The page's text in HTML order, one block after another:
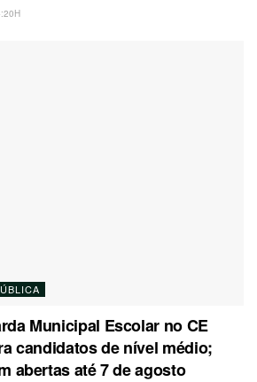
Municipal Escolar no CE
candidatos de nível médio;
abertas até 7 de agosto